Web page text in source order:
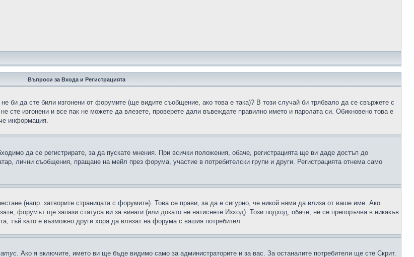
Въпроси за Входа и Регистрацията
би да сте били изгонени от форумите (ще видите съобщение, ако това е така)? В този случай би трябвало да се свържете с
сте изгонени и все пак не можете да влезете, проверете дали въвеждате правилно името и паролата си. Обикновено това е
информация.
да се регистрирате, за да пускате мнения. При всички положения, обаче, регистрацията ще ви даде достъп до
лични съобщения, пращане на мейл през форума, участие в потребителски групи и други. Регистрацията отнема само
(напр. затворите страницата с форумите). Това се прави, за да е сигурно, че никой няма да влиза от ваше име. Ако
форумът ще запази статуса ви за винаги (или докато не натиснете Изход). Този подход, обаче, не се препоръчва в никакъв
тъй като е възможно други хора да влязат на форума с вашия потребител.
. Ако я включите, името ви ще бъде видимо само за администраторите и за вас. За останалите потребители ще сте Скрит.